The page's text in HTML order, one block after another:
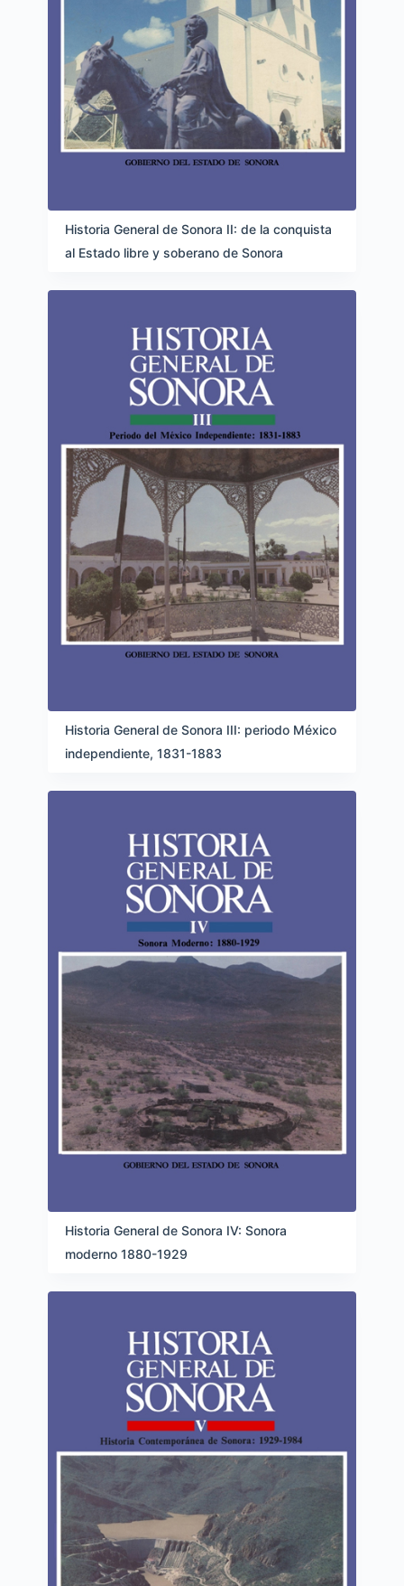
Historia General de Sonora II: de la conquista
al Estado libre y soberano de Sonora
Historia General de Sonora III: periodo México
independiente, 1831-1883
Historia General de Sonora IV: Sonora
moderno 1880-1929